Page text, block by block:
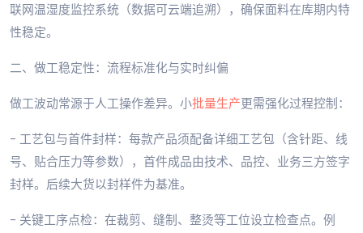
联网温湿度监控系统（数据可云端追溯），确保面料在库期内特
性稳定。
二、做工稳定性：流程标准化与实时纠偏
做工波动常源于人工操作差异。小批量生产更需强化过程控制：
- 工艺包与首件封样：每款产品须配备详细工艺包（含针距、线
号、贴合压力等参数），首件成品由技术、品控、业务三方签字
封样。后续大货以封样件为基准。
- 关键工序点检：在裁剪、缝制、整烫等工位设立检查点。例